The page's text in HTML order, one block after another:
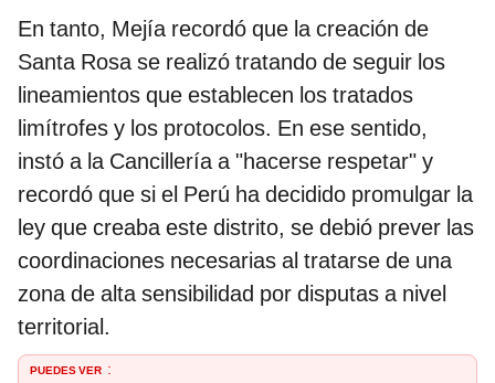
En tanto, Mejía recordó que la creación de
Santa Rosa se realizó tratando de seguir los
lineamientos que establecen los tratados
limítrofes y los protocolos. En ese sentido,
instó a la Cancillería a "hacerse respetar" y
recordó que si el Perú ha decidido promulgar la
ley que creaba este distrito, se debió prever las
coordinaciones necesarias al tratarse de una
zona de alta sensibilidad por disputas a nivel
territorial.
PUEDES VER :